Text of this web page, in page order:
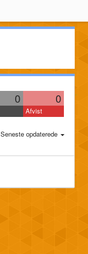
0 0
Afvist
Seneste opdaterede